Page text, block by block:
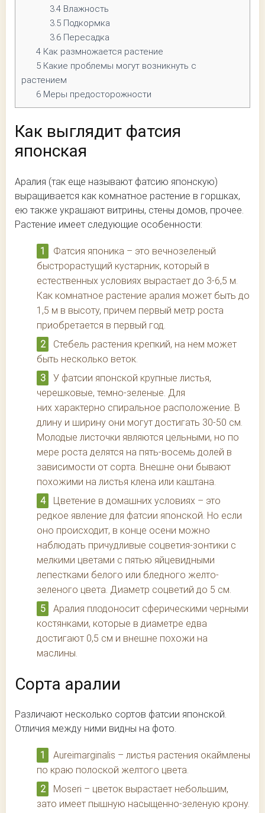
3.4Влажность
3.5Подкормка
3.6Пересадка
4 Как размножается растение
5 Какие проблемы могут возникнуть с
растением
6 Меры предосторожности
Как выглядит фатсия
японская
Аралия (так еще называют фатсию японскую)
выращивается как комнатное растение в горшках,
ею также украшают витрины, стены домов, прочее.
Растение имеет следующие особенности:
Фатсия японика – это вечнозеленый
быстрорастущий кустарник, который в
естественных условиях вырастает до 3-6,5 м.
Как комнатное растение аралия может быть до
1,5 м в высоту, причем первый метр роста
приобретается в первый год.
Стебель растения крепкий, на нем может
быть несколько веток.
У фатсии японской крупные листья,
черешковые, темно-зеленые. Для
них характерно спиральное расположение. В
длину и ширину они могут достигать 30-50 см.
Молодые листочки являются цельными, но по
мере роста делятся на пять-восемь долей в
зависимости от сорта. Внешне они бывают
похожими на листья клена или каштана.
Цветение в домашних условиях – это
редкое явление для фатсии японской. Но если
оно происходит, в конце осени можно
наблюдать причудливые соцветия-зонтики с
мелкими цветами с пятью яйцевидными
лепестками белого или бледного желто-
зеленого цвета. Диаметр соцветий до 5 см.
Аралия плодоносит сферическими черными
костянками, которые в диаметре едва
достигают 0,5 см и внешне похожи на
маслины.
Сорта аралии
Различают несколько сортов фатсии японской.
Отличия между ними видны на фото.
Aureimarginalis – листья растения окаймлены
по краю полоской желтого цвета.
Moseri – цветок вырастает небольшим,
зато имеет пышную насыщенно-зеленую крону.